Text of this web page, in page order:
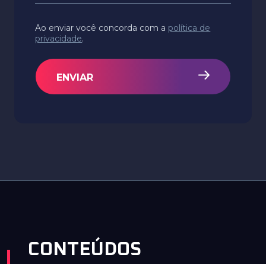
Ao enviar você concorda com a política de
privacidade.
ENVIAR
CONTEÚDOS